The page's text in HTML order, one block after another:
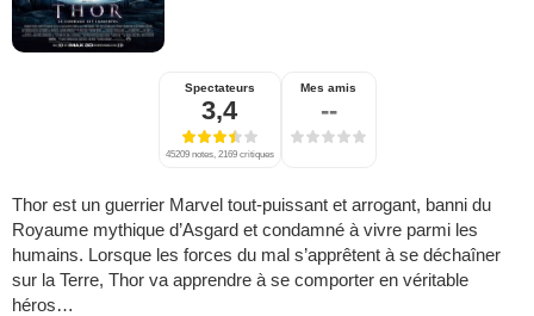
Spectateurs
3,4
45209 notes, 2169 critiques
Mes amis
--
Thor est un guerrier Marvel tout-puissant et arrogant, banni du
Royaume mythique d’Asgard et condamné à vivre parmi les
humains. Lorsque les forces du mal s’apprêtent à se déchaîner
sur la Terre, Thor va apprendre à se comporter en véritable
héros…